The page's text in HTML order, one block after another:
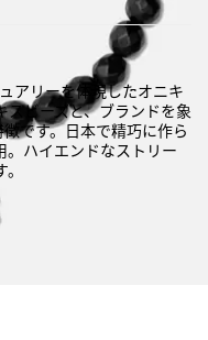
アリーを体現したオニキ
ビーズと、ブランドを象
です。日本で精巧に作ら
。ハイエンドなストリー